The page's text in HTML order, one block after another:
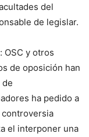
del
de legislar.
OSC y otros
de oposición han
de
ha pedido a
controversia
el interponer una